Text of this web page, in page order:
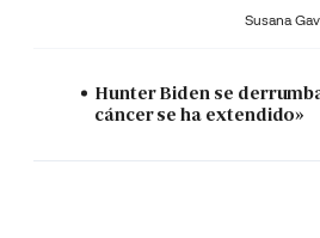
Susana
Hunter Biden se
cáncer se ha extendido»